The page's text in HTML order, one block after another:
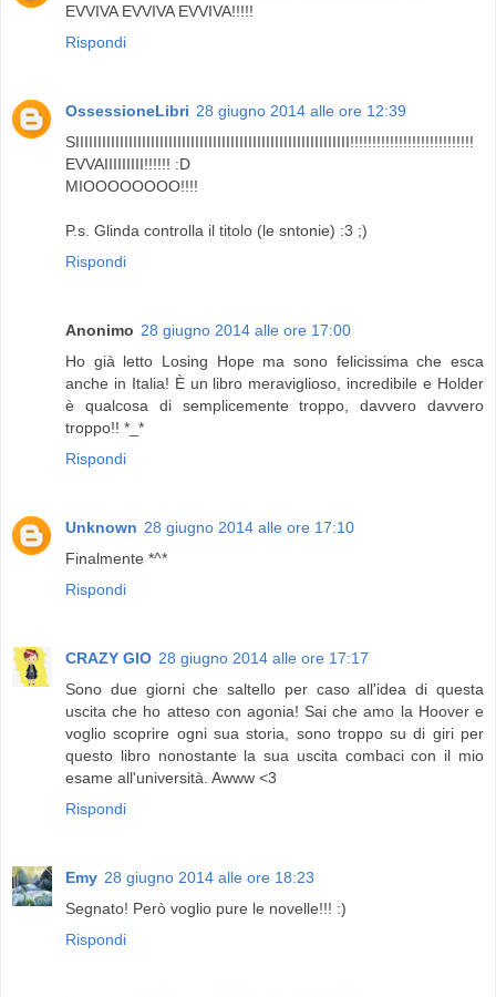
EVVIVA EVVIVA EVVIVA!!!!!
Rispondi
OssessioneLibri 28 giugno 2014 alle ore 12:39
SIIIIIIIIIIIIIIIIIIIIIIIIIIIIIIIIIIIIIIIIIIIIIIIIIIIIIIIIIIIIII!!!!!!!!!!!!!!!!!!!!!!!!!!!!
EVVAIIIIIIIII!!!!!! :D
MIOOOOOOOO!!!!
P.s. Glinda controlla il titolo (le sntonie) :3 ;)
Rispondi
Anonimo 28 giugno 2014 alle ore 17:00
Ho già letto Losing Hope ma sono felicissima che esca
anche in Italia! È un libro meraviglioso, incredibile e Holder
è qualcosa di semplicemente troppo, davvero davvero
troppo!! *_*
Rispondi
Unknown 28 giugno 2014 alle ore 17:10
Finalmente *^*
Rispondi
CRAZY GIO 28 giugno 2014 alle ore 17:17
Sono due giorni che saltello per caso all'idea di questa
uscita che ho atteso con agonia! Sai che amo la Hoover e
voglio scoprire ogni sua storia, sono troppo su di giri per
questo libro nonostante la sua uscita combaci con il mio
esame all'università. Awww <3
Rispondi
Emy 28 giugno 2014 alle ore 18:23
Segnato! Però voglio pure le novelle!!! :)
Rispondi